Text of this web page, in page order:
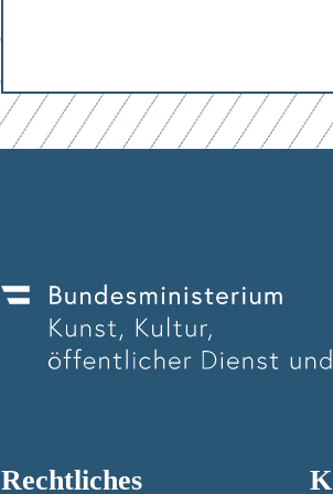
Rechtliches
Mit dem Absenden des Formulars
Mit dem Absenden des Formulars
Mit dem Absenden des Formulars
Mit dem Absenden des Formulars